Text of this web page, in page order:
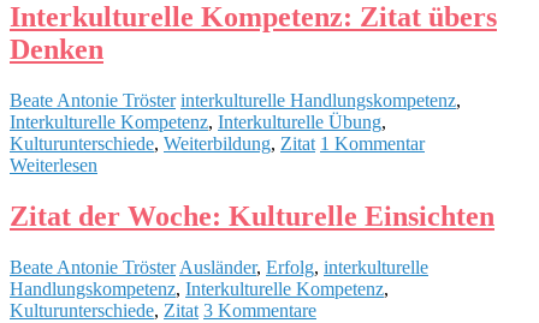
Interkulturelle Kompetenz: Zitat übers
Denken
Beate Antonie Tröster interkulturelle Handlungskompetenz,
Interkulturelle Kompetenz, Interkulturelle Übung,
Kulturunterschiede, Weiterbildung, Zitat 1 Kommentar
Weiterlesen
Zitat der Woche: Kulturelle Einsichten
Beate Antonie Tröster Ausländer, Erfolg, interkulturelle
Handlungskompetenz, Interkulturelle Kompetenz,
Kulturunterschiede, Zitat 3 Kommentare